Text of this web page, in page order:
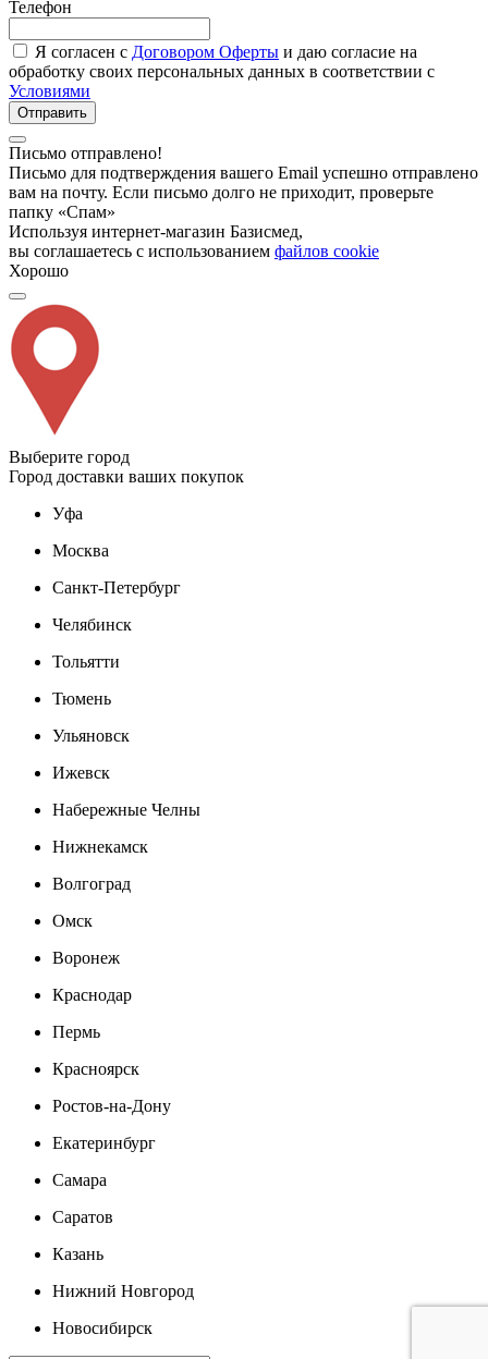
Телефон
Я согласен с Договором Оферты и даю согласие на
обработку своих персональных данных в соответствии с
Условиями
Отправить
Письмо отправлено!
Письмо для подтверждения вашего Email успешно отправлено
вам на почту. Если письмо долго не приходит, проверьте
папку «Спам»
Используя интернет-магазин Базисмед,
вы соглашаетесь с использованием файлов cookie
Хорошо
Выберите город
Город доставки ваших покупок
Уфа
Москва
Санкт-Петербург
Челябинск
Тольятти
Тюмень
Ульяновск
Ижевск
Набережные Челны
Нижнекамск
Волгоград
Омск
Воронеж
Краснодар
Пермь
Красноярск
Ростов-на-Дону
Екатеринбург
Самара
Саратов
Казань
Нижний Новгород
Новосибирск